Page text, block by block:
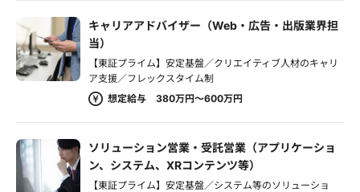
キャリアアドバイザー（Web・広告・出版業界担
当）
【東証プライム】安定基盤／クリエイティブ人材のキャリ
ア支援／フレックスタイム制
想定給与 380万円～600万円
ソリューション営業・受託営業（アプリケーショ
ン、システム、XRコンテンツ等）
【東証プライム】安定基盤／システム等のソリューショ